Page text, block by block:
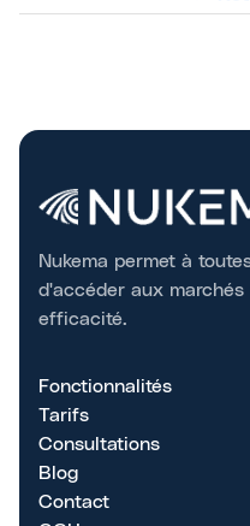
Nukema permet à
d'accéder aux
efficacité.
Fonctionnalités
Tarifs
Consultations
Blog
Contact